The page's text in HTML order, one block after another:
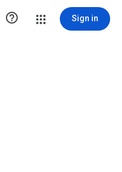
 Sign in